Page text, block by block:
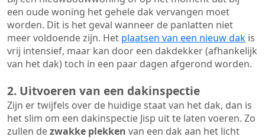
een oude woning het gehele dak vervangen moet
worden. Dit is het geval wanneer de panlatten niet
meer voldoende zijn. Het plaatsen van een nieuw dak is
vrij intensief, maar kan door een dakdekker (afhankelijk
van het dak) toch in een paar dagen afgerond worden.
2. Uitvoeren van een dakinspectie
Zijn er twijfels over de huidige staat van het dak, dan is
het slim om een dakinspectie Jisp uit te laten voeren. Zo
zullen dezwakke plekken van een dak aan het licht